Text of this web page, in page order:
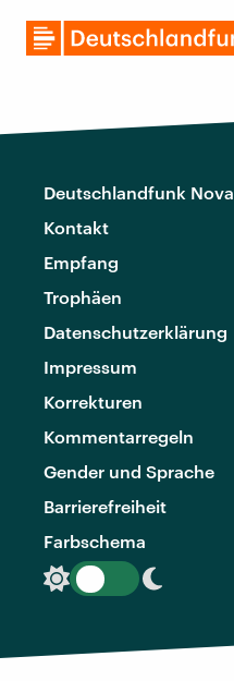
Deutschlandfunk Nova
Kontakt
Empfang
Trophäen
Datenschutzerklärung
Impressum
Korrekturen
Kommentarregeln
Gender und Sprache
Barrierefreiheit
Farbschema